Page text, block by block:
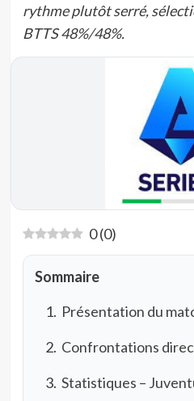
rythme plutôt serré,
BTTS 48%/48%.
0(0)
Sommaire
Présentation du
Confrontations
Statistiques –